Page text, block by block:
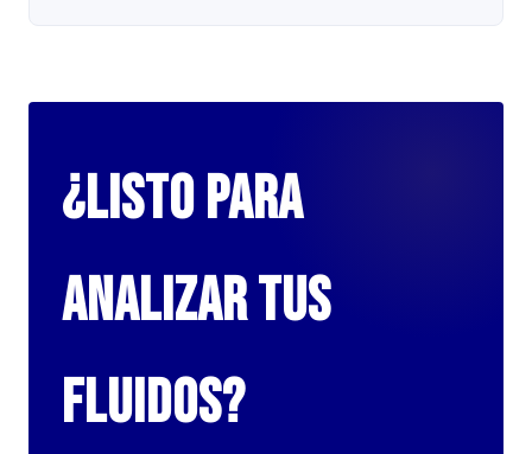
¿Listo para
analizar tus
fluidos?